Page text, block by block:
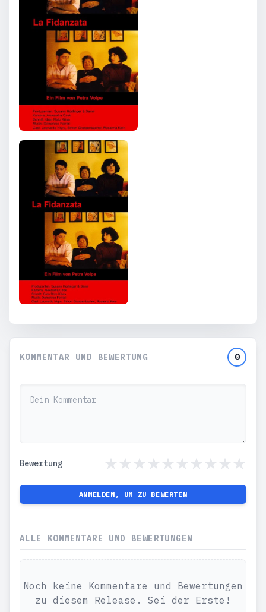
KOMMENTAR UND BEWERTUNG 0
Bewertung
ANMELDEN, UM ZU BEWERTEN
ALLE KOMMENTARE UND BEWERTUNGEN
Noch keine Kommentare und Bewertungen
zu diesem Release. Sei der Erste!